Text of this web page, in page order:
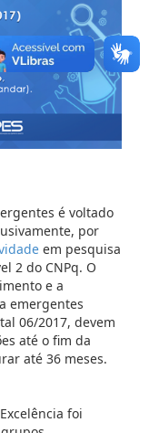
é voltado
por
em pesquisa
2 do CNPq. O
e a
emergentes
06/2017, devem
até o fim da
até 36 meses.
foi